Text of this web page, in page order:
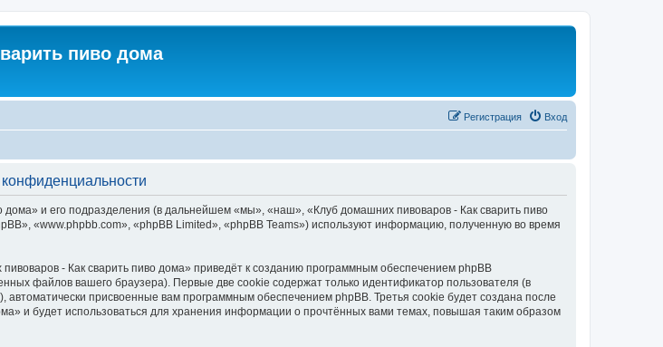
пиво дома
Вход
Регистрация
и его подразделения (в дальнейшем «мы», «наш», «Клуб домашних пивоваров - Как cварить пиво
«www.phpbb.com», «phpBB Limited», «phpBB Teams») используют информацию, полученную во время
- Как cварить пиво дома» приведёт к созданию программным обеспечением phpBB
файлов вашего браузера). Первые две cookie содержат только идентификатор пользователя (в
присвоенные вам программным обеспечением phpBB. Третья cookie будет создана после
и будет использоваться для хранения информации о прочтённых вами темах, повышая таким образом